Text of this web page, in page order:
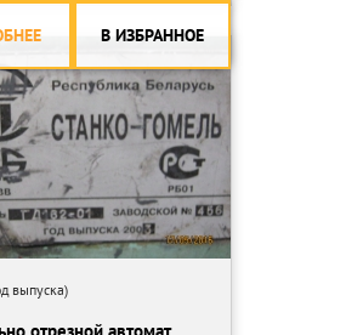
В ИЗБРАННОЕ
выпуска)